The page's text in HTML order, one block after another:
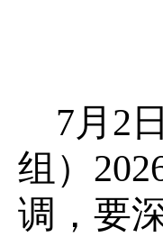
7月2
组）
调，要